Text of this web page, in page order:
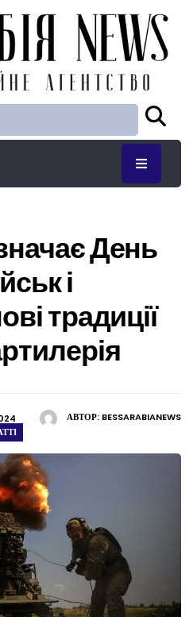
День
і
традиції
АВТОР: BESSARABIANEWS